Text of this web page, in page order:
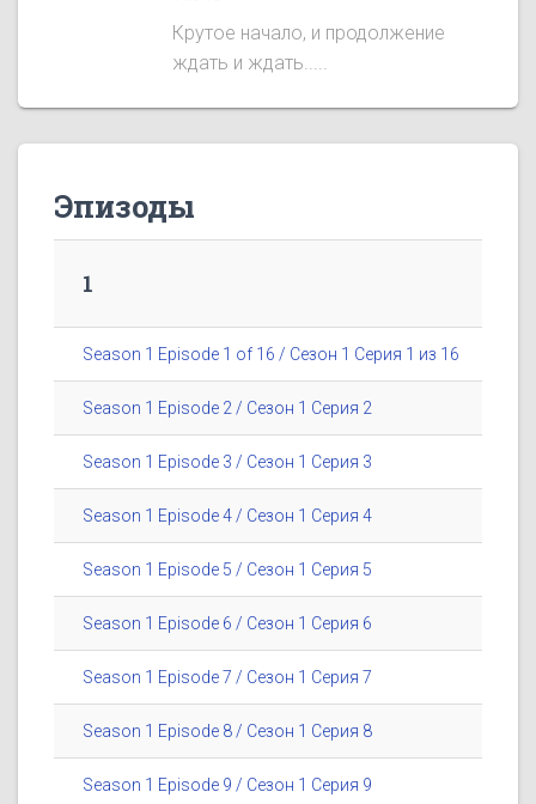
Крутое начало, и продолжение
ждать и ждать.....
Эпизоды
1
Season 1 Episode 1 of 16 / Сезон 1 Серия 1 из 16
Season 1 Episode 2 / Сезон 1 Серия 2
Season 1 Episode 3 / Сезон 1 Серия 3
Season 1 Episode 4 / Сезон 1 Серия 4
Season 1 Episode 5 / Сезон 1 Серия 5
Season 1 Episode 6 / Сезон 1 Серия 6
Season 1 Episode 7 / Сезон 1 Серия 7
Season 1 Episode 8 / Сезон 1 Серия 8
Season 1 Episode 9 / Сезон 1 Серия 9